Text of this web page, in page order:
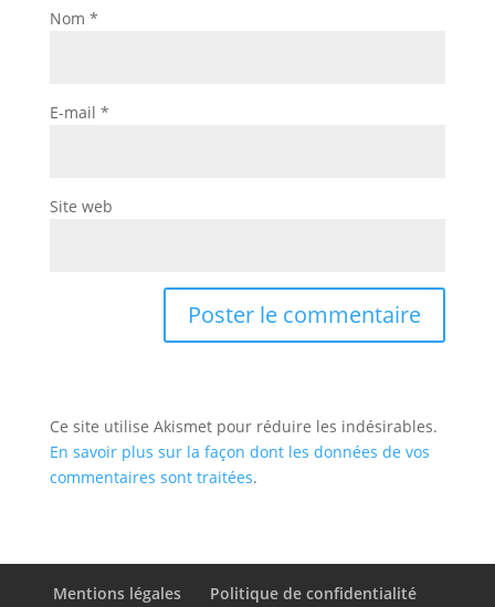
Nom *
E-mail *
Site web
Ce site utilise Akismet pour réduire les indésirables.
En savoir plus sur la façon dont les données de vos
commentaires sont traitées.
Mentions légales Politique de confidentialité